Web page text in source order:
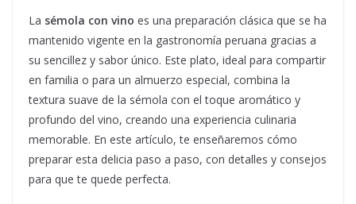
La sémola con vino es una preparación clásica que se ha
mantenido vigente en la gastronomía peruana gracias a
su sencillez y sabor único. Este plato, ideal para compartir
en familia o para un almuerzo especial, combina la
textura suave de la sémola con el toque aromático y
profundo del vino, creando una experiencia culinaria
memorable. En este artículo, te enseñaremos cómo
preparar esta delicia paso a paso, con detalles y consejos
para que te quede perfecta.